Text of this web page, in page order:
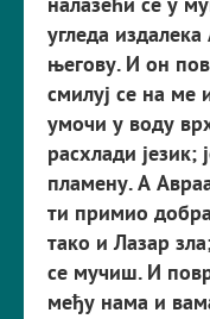
угледа
његову. И он
смилуј се на
умочи у воду
расхлади
пламену. А
ти примио
тако и Лазар
се мучиш. И
међу нама и